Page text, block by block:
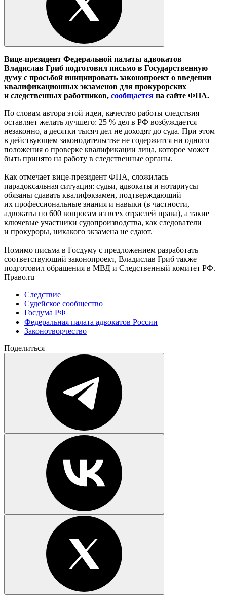
Вице-президент Федеральной палаты адвокатов
Владислав Гриб подготовил письмо в Государственную
думу с просьбой инициировать законопроект о введении
квалификационных экзаменов для прокурорских
и следственных работников, сообщается на сайте ФПА.
По словам автора этой идеи, качество работы следствия
оставляет желать лучшего: 25 % дел в РФ возбуждается
незаконно, а десятки тысяч дел не доходят до суда. При этом
в действующем законодательстве не содержится ни одного
положения о проверке квалификации лица, которое может
быть принято на работу в следственные органы.
Как отмечает вице-президент ФПА, сложилась
парадоксальная ситуация: судьи, адвокаты и нотариусы
обязаны сдавать квалифэкзамен, подтверждающий
их профессиональные знания и навыки (в частности,
адвокаты по 600 вопросам из всех отраслей права), а такие
ключевые участники судопроизводства, как следователи
и прокуроры, никакого экзамена не сдают.
Помимо письма в Госдуму с предложением разработать
соответствующий законопроект, Владислав Гриб также
подготовил обращения в МВД и Следственный комитет РФ.
Право.ru
Следствие
Судейское сообщество
Госдума РФ
Федеральная палата адвокатов России
Законотворчество
Поделиться